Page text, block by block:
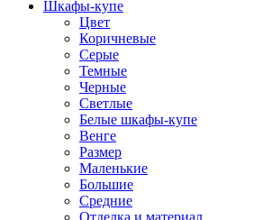
Шкафы-купе
Цвет
Коричневые
Серые
Темные
Черные
Светлые
Белые шкафы-купе
Венге
Размер
Маленькие
Большие
Средние
Отделка и материал